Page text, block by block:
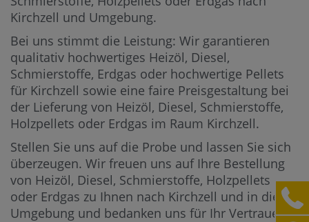
Kirchzell und Umgebung.
Bei uns stimmt die Leistung: Wir garantieren
qualitativ hochwertiges Heizöl, Diesel,
Schmierstoffe, Erdgas oder hochwertige Pellets
für Kirchzell sowie eine faire Preisgestaltung bei
der Lieferung von Heizöl, Diesel, Schmierstoffe,
Holzpellets oder Erdgas im Raum Kirchzell.
Stellen Sie uns auf die Probe und lassen Sie sich
überzeugen. Wir freuen uns auf Ihre Bestellung
von Heizöl, Diesel, Schmierstoffe, Holzpellets
oder Erdgas zu Ihnen nach Kirchzell und in die
Umgebung und bedanken uns für Ihr Vertrauen.